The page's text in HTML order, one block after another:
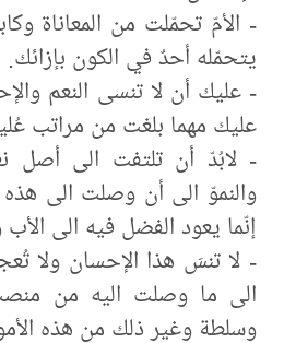
- الأمّ تحمّلت من المعاناة
يتحمّله أحدٌ في الكون بإزائك.
- عليك أن لا تنسى النعم
عليك مهما بلغت من مراتب
- لابُدّ أن تلتفت الى أصل
والنموّ الى أن وصلت الى هذه
إنّما يعود الفضل فيه الى الأب
- لا تنسَ هذا الإحسان ولا
الى ما وصلت اليه من
وسلطة وغير ذلك من هذه